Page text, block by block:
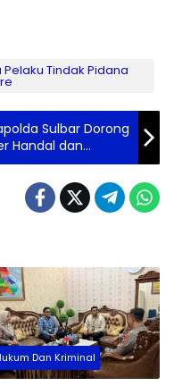
Tindak Pidana
Sulbar Dorong
Handal dan
Dan Kriminal